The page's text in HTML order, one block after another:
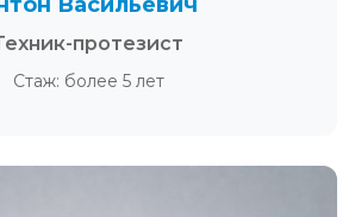
протезист
Стаж: более 5 лет